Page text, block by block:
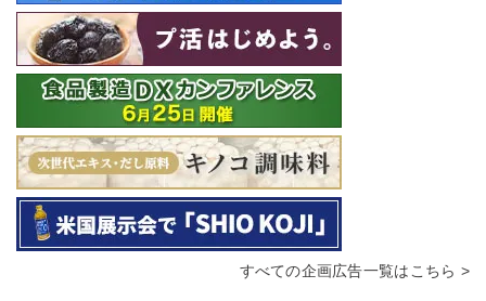
すべての企画広告一覧はこちら >